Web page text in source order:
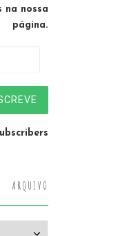
na nossa
página.
ARQUIVO